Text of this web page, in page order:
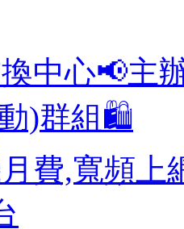
中心📢主
)群組🛍️
費,寬頻上